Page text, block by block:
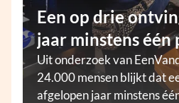
Een op drie
jaar minstens
Uit onderzoek van
24.000 mensen blijkt dat
afgelopen jaar minstens